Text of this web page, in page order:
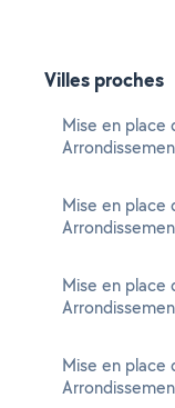
Villes proches
Mise en place
Mise en place
Mise en place
Mise en place